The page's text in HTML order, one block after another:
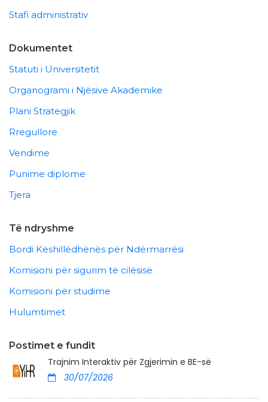
Stafi administrativ
Dokumentet
Statuti i Universitetit
Organogrami i Njësive Akademike
Plani Strategjik
Rregullore
Vendime
Punime diplome
Tjera
Të ndryshme
Bordi Këshillëdhënës për Ndërmarrësi
Komisioni për sigurim të cilësisë
Komisioni për studime
Hulumtimet
Postimet e fundit
Trajnim Interaktiv për Zgjerimin e BE-së
30/07/2026